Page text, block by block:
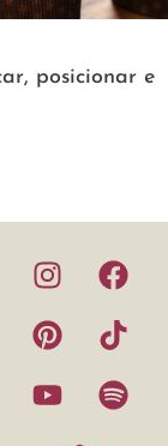
posicionar e